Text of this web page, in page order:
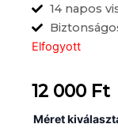
14 napos
Elfogyott
12 000 Ft
Méret
Olavoga